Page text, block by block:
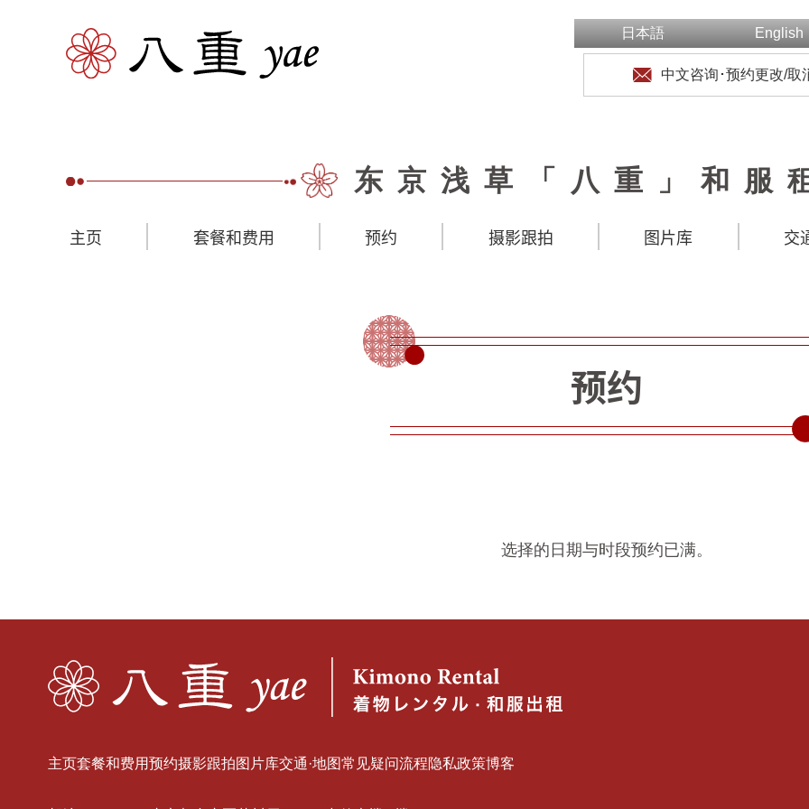
日本語 English
中文咨询･预约更改/取
东京浅草「八重」和服
主页 套餐和费用 预约 摄影跟拍 图片库 交
预约
选择的日期与时段预约已满。
主页套餐和费用预约摄影跟拍图片库交通·地图常见疑问流程隐私政策博客